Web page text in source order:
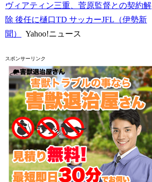
ヴィアティン三重、菅原監督との契約解
除 後任に樋口TD サッカーJFL（伊勢新
聞）
Yahoo!ニュース
スポンサーリンク